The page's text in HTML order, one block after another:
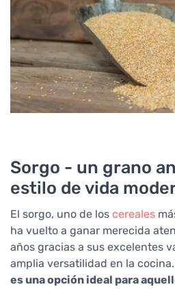
Sorgo - un grano
estilo de vida
El sorgo, uno de los cereales
ha vuelto a ganar merecida
años gracias a sus excelentes
amplia versatilidad en la
es una opción ideal para